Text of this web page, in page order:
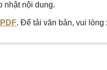
nhật nội dung.
. Để tải văn bản, vui lòng